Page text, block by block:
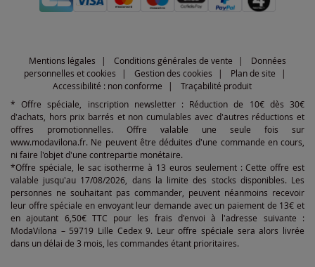
Mentions légales Conditions générales de vente
Données
personnelles et cookies
Gestion des cookies
Plan de site
Accessibilité : non conforme
Traçabilité produit
* Offre spéciale, inscription newsletter : Réduction de 10€ dès 30€
d'achats, hors prix barrés et non cumulables avec d'autres réductions et
offres promotionnelles. Offre valable une seule fois sur
www.modavilona.fr. Ne peuvent être déduites d'une commande en cours,
ni faire l'objet d'une contrepartie monétaire.
*Offre spéciale, le sac isotherme à 13 euros seulement : Cette offre est
valable jusqu'au 17/08/2026, dans la limite des stocks disponibles. Les
personnes ne souhaitant pas commander, peuvent néanmoins recevoir
leur offre spéciale en envoyant leur demande avec un paiement de 13€ et
en ajoutant 6,50€ TTC pour les frais d'envoi à l'adresse suivante :
ModaVilona – 59719 Lille Cedex 9. Leur offre spéciale sera alors livrée
dans un délai de 3 mois, les commandes étant prioritaires.